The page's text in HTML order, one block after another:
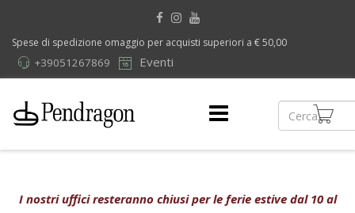
Spese di spedizione omaggio per acquisti superiori a € 50,00
Eventi
+39051267869
I nostri uffici resteranno chiusi per le ferie estive dal 10 al